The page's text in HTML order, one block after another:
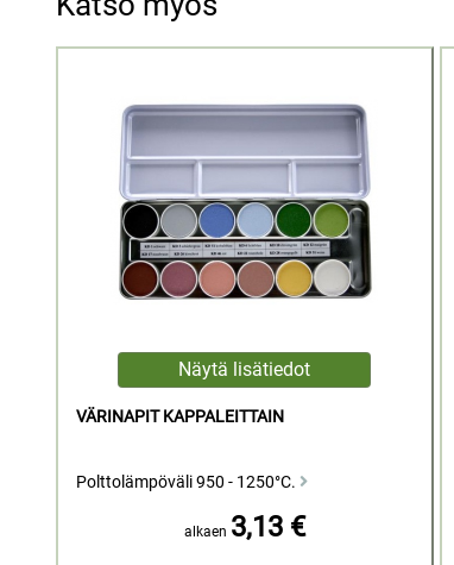
VÄRINAPIT KAPPALEITTAIN
Polttolämpöväli 950 - 1250°C.
alkaen 3,13 €